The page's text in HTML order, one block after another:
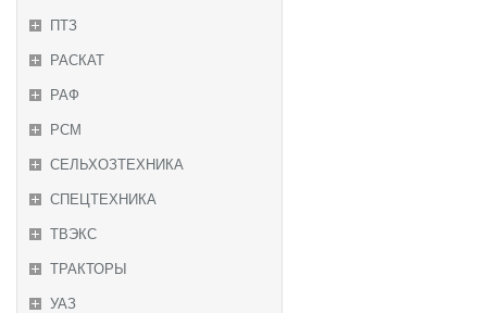
ПТЗ
РАСКАТ
РАФ
РСМ
СЕЛЬХОЗТЕХНИКА
СПЕЦТЕХНИКА
ТВЭКС
ТРАКТОРЫ
УАЗ